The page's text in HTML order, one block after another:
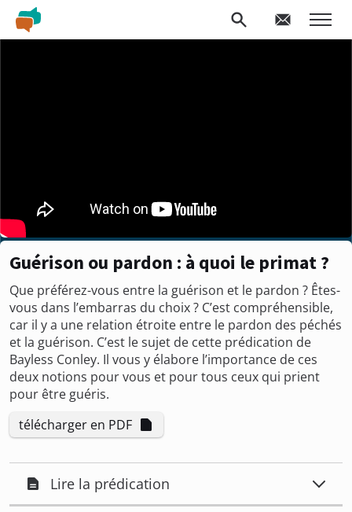
Guérison ou pardon : à quoi le primat ?
Que préférez-vous entre la guérison et le pardon ? Êtes-
vous dans l’embarras du choix ? C’est compréhensible,
car il y a une relation étroite entre le pardon des péchés
et la guérison. C’est le sujet de cette prédication de
Bayless Conley. Il vous y élabore l’importance de ces
deux notions pour vous et pour tous ceux qui prient
pour être guéris.
télécharger en PDF
Lire la prédication